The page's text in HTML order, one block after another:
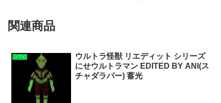
関連商品
ソフビ
ウルトラ怪獣 リエディット シリーズ
にせウルトラマン EDITED BY ANI(ス
チャダラパー) 蓄光